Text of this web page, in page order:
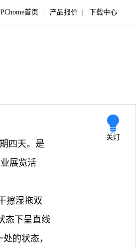
PChome首页 产品报价 下载中心
关灯
四天。是
展览活
擦湿拖双
态下呈直线
的状态，